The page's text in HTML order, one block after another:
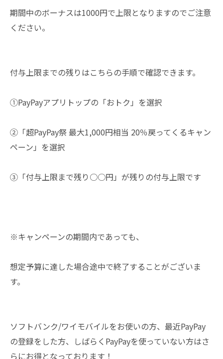
期間中のボーナスは1000円で上限となりますのでご注意
ください。
付与上限までの残りはこちらの手順で確認できます。
①PayPayアプリトップの「おトク」を選択
②「超PayPay祭 最大1,000円相当 20％戻ってくるキャン
ペーン」を選択
③「付与上限まで残り○○円」が残りの付与上限です
※キャンペーンの期間内であっても、
想定予算に達した場合途中で終了することがございま
す。
ソフトバンク/ワイモバイルをお使いの方、最近PayPay
の登録をした方、しばらくPayPayを使っていない方はさ
らにお得となっております！